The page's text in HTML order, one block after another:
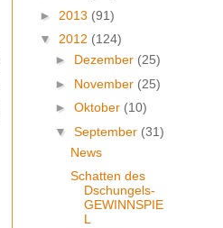
► 2013 (91)
▼ 2012 (124)
► Dezember (25)
► November (25)
► Oktober (10)
▼ September (31)
News
Schatten des
Dschungels-
GEWINNSPIE
L